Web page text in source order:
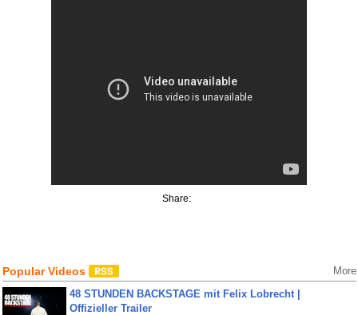
Share:
Popular Videos More
48 STUNDEN BACKSTAGE mit Felix Lobrecht |
Offizieller Trailer